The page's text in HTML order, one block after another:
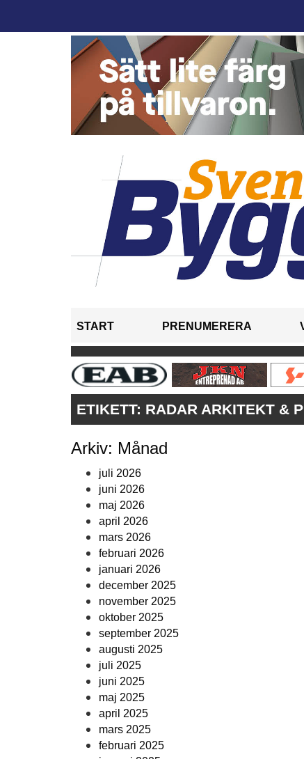
START PRENUMERERA
ETIKETT: RADAR ARKITEKT &
Arkiv: Månad
juli 2026
juni 2026
maj 2026
april 2026
mars 2026
februari 2026
januari 2026
december 2025
november 2025
oktober 2025
september 2025
augusti 2025
juli 2025
juni 2025
maj 2025
april 2025
mars 2025
februari 2025